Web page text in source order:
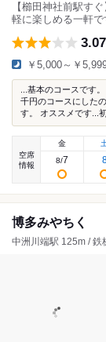
【櫛田神社前駅す
軽に楽しめる一軒で
3.07
￥5,000～￥
...基本のコースです
千円のコースにした
す。 オススメです...
空席
情報
金
8/7
博多みやちく
中洲川端駅 125m / 鉄